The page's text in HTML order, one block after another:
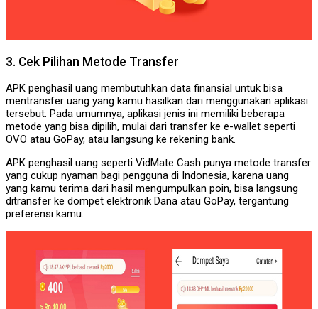
3. Cek Pilihan Metode Transfer
APK penghasil uang membutuhkan data finansial untuk bisa
mentransfer uang yang kamu hasilkan dari menggunakan aplikasi
tersebut. Pada umumnya, aplikasi jenis ini memiliki beberapa
metode yang bisa dipilih, mulai dari transfer ke e-wallet seperti
OVO atau GoPay, atau langsung ke rekening bank.
APK penghasil uang seperti VidMate Cash punya metode transfer
yang cukup nyaman bagi pengguna di Indonesia, karena uang
yang kamu terima dari hasil mengumpulkan poin, bisa langsung
ditransfer ke dompet elektronik Dana atau GoPay, tergantung
preferensi kamu.